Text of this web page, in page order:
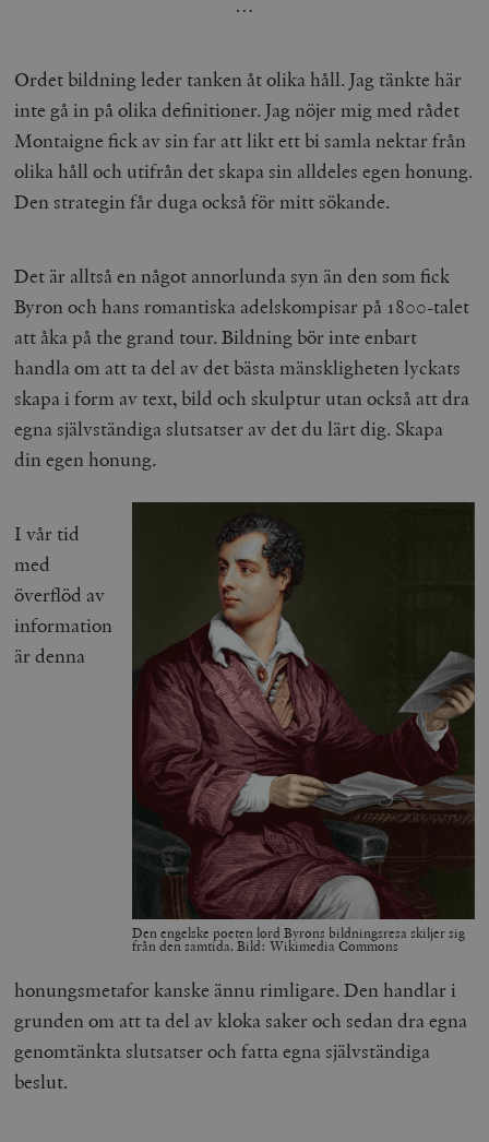
Ordet bildning leder tanken åt olika håll. Jag tänkte här
inte gå in på olika definitioner. Jag nöjer mig med rådet
Montaigne fick av sin far att likt ett bi samla nektar från
olika håll och utifrån det skapa sin alldeles egen honung.
Den strategin får duga också för mitt sökande.
Det är alltså en något annorlunda syn än den som fick
Byron och hans romantiska adelskompisar på 1800-talet
att åka på the grand tour. Bildning bör inte enbart
handla om att ta del av det bästa mänskligheten lyckats
skapa i form av text, bild och skulptur utan också att dra
egna självständiga slutsatser av det du lärt dig. Skapa
din egen honung.
Den engelske poeten lord Byrons bildningsresa skiljer sig
från den samtida. Bild: Wikimedia Commons
I vår tid
med
överflöd av
information
är denna
honungsmetafor kanske ännu rimligare. Den handlar i
grunden om att ta del av kloka saker och sedan dra egna
genomtänkta slutsatser och fatta egna självständiga
beslut.